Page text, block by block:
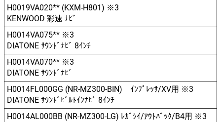
H0019VA020** (KXM-H801) ※3
KENWOOD 彩速 ﾅﾋﾞ
H0014VA075** ※3
DIATONE ｻｳﾝﾄﾞﾅﾋﾞ 8ｲﾝﾁ
H0014VA070** ※3
DIATONE ｻｳﾝﾄﾞﾅﾋﾞ
H0014FL000GG (NR-MZ300-BIN) ｲﾝﾌﾟﾚｯｻ/XV用 ※3
DIATONE ｻｳﾝﾄﾞﾋﾞﾙﾄｲﾝﾅﾋﾞ 8ｲﾝﾁ
H0014AL000BB (NR-MZ300-LG) ﾚｶﾞｼｲ/ｱｳﾄﾊﾞｯｸ/B4用 ※3